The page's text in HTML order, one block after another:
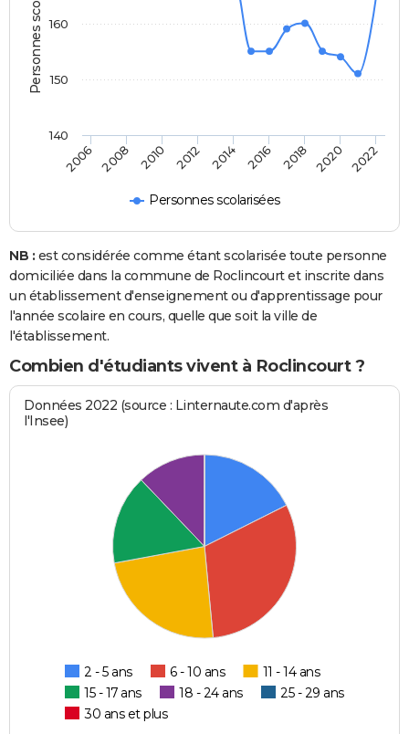
Personnes scolarisées
2006 2008 2010 2012 2014 2016 2018 2020 2022
150
160
140
NB : est considérée comme étant scolarisée toute personne
domiciliée dans la commune de Roclincourt et inscrite dans
un établissement d'enseignement ou d'apprentissage pour
l'année scolaire en cours, quelle que soit la ville de
l'établissement.
Combien d'étudiants vivent à Roclincourt ?
Données 2022 (source : Linternaute.com d'après
l'Insee)
2 - 5 ans 6 - 10 ans
11 - 14 ans
15 - 17 ans
18 - 24 ans
25 - 29 ans
30 ans et plus